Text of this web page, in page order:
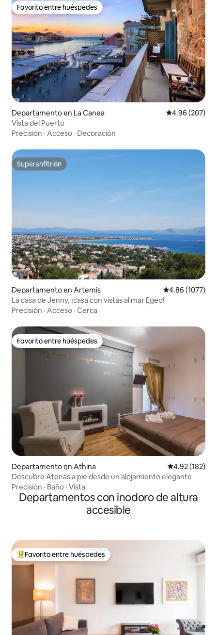
Favorito entre huéspedes
Favorito entre huéspedes
Departamento en La Canea Calificación
4.96 (207)
Vista del Puerto
Precisión · Acceso · Decoración
Superanfitrión
Superanfitrión
Departamento en Artemis Calificación
4.86 (1077)
La casa de Jenny, ¡casa con vistas al mar Egeo!
Precisión · Acceso · Cerca
Favorito entre huéspedes
Favorito entre huéspedes
Departamento en Athina Calificación
4.92 (182)
Descubre Atenas a pie desde un alojamiento elegante
Precisión · Baño · Vista
Departamentos con inodoro de altura
accesible
De los mejores en Favorito entre huéspedes
Favorito entre huéspedes